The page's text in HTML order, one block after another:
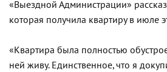
«Выездной Администрации»
которая получила квартиру в июле
«Квартира была полностью
ней живу. Единственное, что я